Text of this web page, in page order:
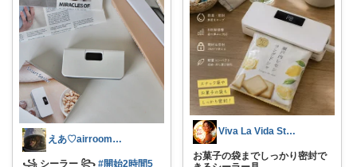
えあ♡airroom❀ラクして整う暮らし
꧁ シーラー ꧂ #開始2時間5
Viva La Vida Studio
お菓子の袋までしっかり密封で